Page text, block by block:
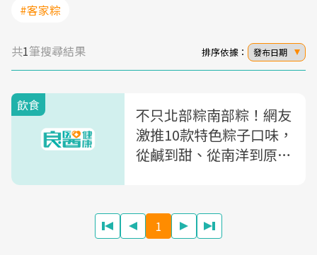
#客家粽
共1筆搜尋結果 排序依據： 發布日期
飲食
不只北部粽南部粽！網友
激推10款特色粽子口味，
從鹹到甜、從南洋到原民
1